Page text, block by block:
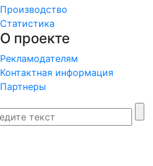
Производство
Статистика
О проекте
Рекламодателям
Контактная информация
Партнеры